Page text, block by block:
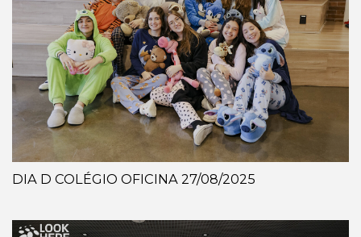
DIA D COLÉGIO OFICINA 27/08/2025